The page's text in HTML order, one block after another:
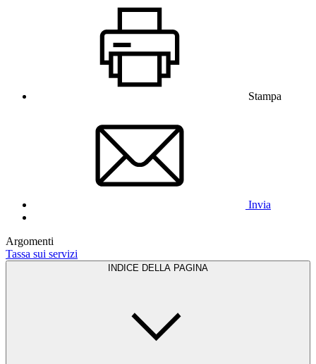
Stampa
Invia
Argomenti
Tassa sui servizi
INDICE DELLA PAGINA